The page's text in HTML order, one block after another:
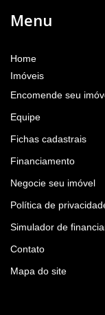
Menu
Home
Imóveis
Encomende seu
Equipe
Fichas cadastrais
Financiamento
Negocie seu imóvel
Política de
Simulador de
Contato
Mapa do site